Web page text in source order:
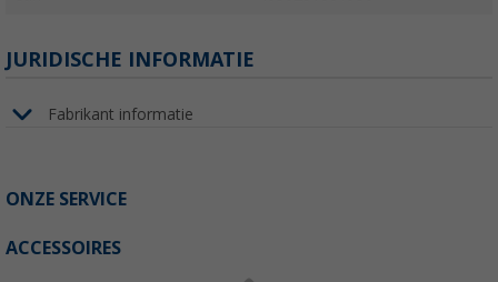
JURIDISCHE INFORMATIE
Fabrikant informatie
ONZE SERVICE
ACCESSOIRES